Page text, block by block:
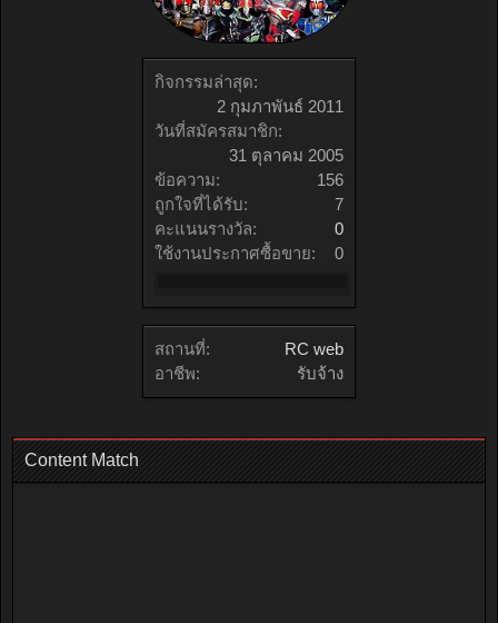
กิจกรรมล่าสุด:
2 กุมภาพันธ์ 2011
วันที่สมัครสมาชิก:
31 ตุลาคม 2005
ข้อความ:
156
ถูกใจที่ได้รับ:
7
คะแนนรางวัล:
0
ใช้งานประกาศซื้อขาย:
0
สถานที่:
RC web
อาชีพ:
รับจ้าง
Content Match